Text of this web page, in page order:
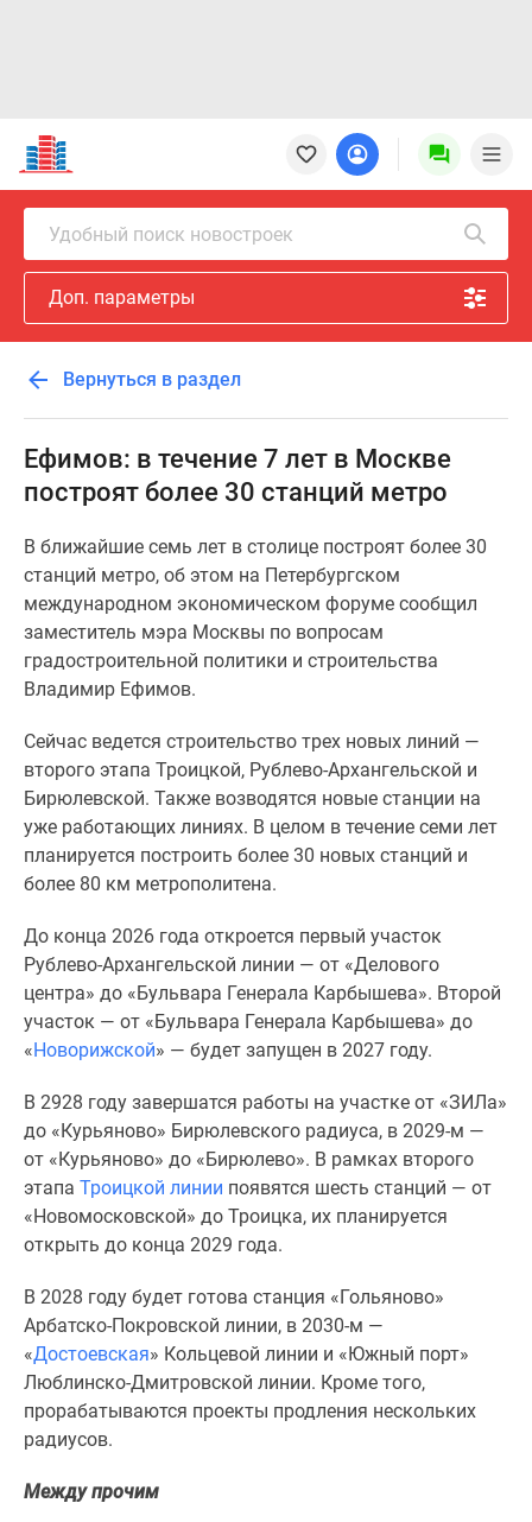
Новостройки
Квартиры
Ипотека
Новостройки
Москвы
Новостройки
Подмосковья
Новостройки
Москвы
Готовые
новостройки
Новостройки
Специальные
предложения
Коммерческие
помещения
Продавцы
застройщики
новостроек
Видеообзор
новостроек
Экспертиза
Экология
Москвы
Подмосковья
Студии
комнатные
комнатные
комнатные
Квартиры
карте
Ипотечный
калькулятор
Семейная
ипотека
Военная
Банки
Удобный поиск новостроек
Доп. параметры
Вернуться в раздел
Ефимов: в течение 7 лет в Москве
построят более 30 станций метро
В ближайшие семь лет в столице построят более 30
станций метро, об этом на Петербургском
международном экономическом форуме сообщил
заместитель мэра Москвы по вопросам
градостроительной политики и строительства
Владимир Ефимов.
Сейчас ведется строительство трех новых линий —
второго этапа Троицкой, Рублево-Архангельской и
Бирюлевской. Также возводятся новые станции на
уже работающих линиях. В целом в течение семи лет
планируется построить более 30 новых станций и
более 80 км метрополитена.
До конца 2026 года откроется первый участок
Рублево-Архангельской линии — от «Делового
центра» до «Бульвара Генерала Карбышева». Второй
участок — от «Бульвара Генерала Карбышева» до
«Новорижской» — будет запущен в 2027 году.
В 2928 году завершатся работы на участке от «ЗИЛа»
до «Курьяново» Бирюлевского радиуса, в 2029-м —
от «Курьяново» до «Бирюлево». В рамках второго
этапа Троицкой линии появятся шесть станций — от
«Новомосковской» до Троицка, их планируется
открыть до конца 2029 года.
В 2028 году будет готова станция «Гольяново»
Арбатско-Покровской линии, в 2030-м —
«Достоевская» Кольцевой линии и «Южный порт»
Люблинско-Дмитровской линии. Кроме того,
прорабатываются проекты продления нескольких
радиусов.
Между прочим